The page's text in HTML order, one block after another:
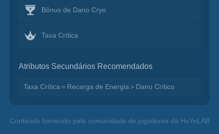
Bônus de Dano Cryo
Taxa Crítica
Atributos Secundários Recomendados
Taxa Crítica＝Recarga de Energia＞Dano Crítico
Conteúdo fornecido pela comunidade de jogadores da HoYoLAB